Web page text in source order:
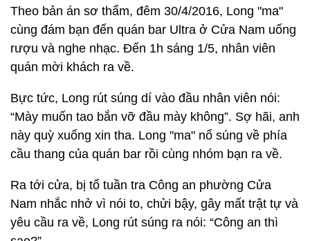
Theo bản án sơ thẩm, đêm 30/4/2016, Long "ma"
cùng đám bạn đến quán bar Ultra ở Cửa Nam uống
rượu và nghe nhạc. Đến 1h sáng 1/5, nhân viên
quán mời khách ra về.
Bực tức, Long rút súng dí vào đầu nhân viên nói:
“Mày muốn tao bắn vỡ đầu mày không”. Sợ hãi, anh
này quỳ xuống xin tha. Long "ma" nổ súng về phía
cầu thang của quán bar rồi cùng nhóm bạn ra về.
Ra tới cửa, bị tổ tuần tra Công an phường Cửa
Nam nhắc nhở vì nói to, chửi bậy, gây mất trật tự và
yêu cầu ra về, Long rút súng ra nói: “Công an thì